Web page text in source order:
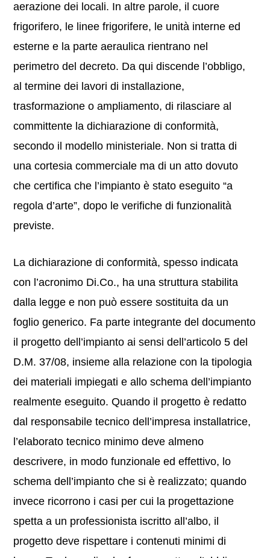
aerazione dei locali. In altre parole, il cuore
frigorifero, le linee frigorifere, le unità interne ed
esterne e la parte aeraulica rientrano nel
perimetro del decreto. Da qui discende l’obbligo,
al termine dei lavori di installazione,
trasformazione o ampliamento, di rilasciare al
committente la dichiarazione di conformità,
secondo il modello ministeriale. Non si tratta di
una cortesia commerciale ma di un atto dovuto
che certifica che l’impianto è stato eseguito “a
regola d’arte”, dopo le verifiche di funzionalità
previste.
La dichiarazione di conformità, spesso indicata
con l’acronimo Di.Co., ha una struttura stabilita
dalla legge e non può essere sostituita da un
foglio generico. Fa parte integrante del documento
il progetto dell’impianto ai sensi dell’articolo 5 del
D.M. 37/08, insieme alla relazione con la tipologia
dei materiali impiegati e allo schema dell’impianto
realmente eseguito. Quando il progetto è redatto
dal responsabile tecnico dell’impresa installatrice,
l’elaborato tecnico minimo deve almeno
descrivere, in modo funzionale ed effettivo, lo
schema dell’impianto che si è realizzato; quando
invece ricorrono i casi per cui la progettazione
spetta a un professionista iscritto all’albo, il
progetto deve rispettare i contenuti minimi di